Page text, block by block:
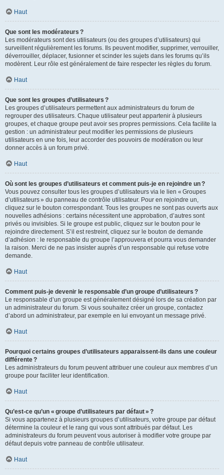
Haut
Que sont les modérateurs ?
Les modérateurs sont des utilisateurs (ou des groupes d’utilisateurs) qui
surveillent régulièrement les forums. Ils peuvent modifier, supprimer, verrouiller,
déverrouiller, déplacer, fusionner et scinder les sujets dans les forums qu’ils
modèrent. Leur rôle est généralement de faire respecter les règles du forum.
Haut
Que sont les groupes d’utilisateurs ?
Les groupes d’utilisateurs permettent aux administrateurs du forum de
regrouper des utilisateurs. Chaque utilisateur peut appartenir à plusieurs
groupes, et chaque groupe peut avoir ses propres permissions. Cela facilite la
gestion : un administrateur peut modifier les permissions de plusieurs
utilisateurs en une fois, leur accorder des pouvoirs de modération ou leur
donner accès à un forum privé.
Haut
Où sont les groupes d’utilisateurs et comment puis-je en rejoindre un ?
Vous pouvez consulter tous les groupes d’utilisateurs via le lien « Groupes
d’utilisateurs » du panneau de contrôle utilisateur. Pour en rejoindre un,
cliquez sur le bouton correspondant. Tous les groupes ne sont pas ouverts aux
nouvelles adhésions : certains nécessitent une approbation, d’autres sont
privés ou invisibles. Si le groupe est public, cliquez sur le bouton pour le
rejoindre directement. S’il est restreint, cliquez sur le bouton de demande
d’adhésion : le responsable du groupe l’approuvera et pourra vous demander
la raison. Merci de ne pas insister auprès d’un responsable qui refuse votre
demande.
Haut
Comment puis-je devenir le responsable d’un groupe d’utilisateurs ?
Le responsable d’un groupe est généralement désigné lors de sa création par
un administrateur du forum. Si vous souhaitez créer un groupe, contactez
d’abord un administrateur, par exemple en lui envoyant un message privé.
Haut
Pourquoi certains groupes d’utilisateurs apparaissent-ils dans une couleur
différente ?
Les administrateurs du forum peuvent attribuer une couleur aux membres d’un
groupe pour faciliter leur identification.
Haut
Qu’est-ce qu’un « groupe d’utilisateurs par défaut » ?
Si vous appartenez à plusieurs groupes d’utilisateurs, votre groupe par défaut
détermine la couleur et le rang qui vous sont attribués par défaut. Les
administrateurs du forum peuvent vous autoriser à modifier votre groupe par
défaut depuis votre panneau de contrôle utilisateur.
Haut